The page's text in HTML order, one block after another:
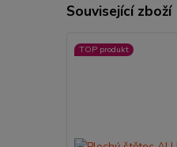
Související zboží
TOP produkt